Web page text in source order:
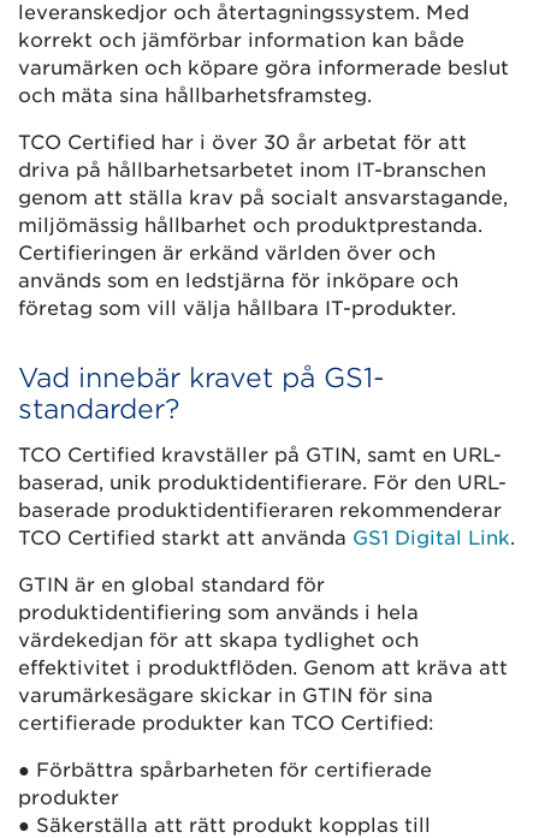
leveranskedjor och återtagningssystem. ​​Med
korrekt och jämförbar information kan både
varumärken och köpare göra informerade beslut
och mäta sina hållbarhetsframsteg.
TCO Certified har i över 30 år arbetat för att
driva på hållbarhetsarbetet inom IT-branschen
genom att ställa krav på socialt ansvarstagande,
miljömässig hållbarhet och produktprestanda.
Certifieringen är erkänd världen över och
används som en ledstjärna för inköpare och
företag som vill välja hållbara IT-produkter.
Vad innebär kravet på GS1-
standarder?
TCO Certified kravställer på GTIN, samt en URL-
baserad, unik produktidentifierare. För den URL-
baserade produktidentifieraren rekommenderar
TCO Certified starkt att använda GS1 Digital Link.
GTIN är en global standard för
produktidentifiering som används i hela
värdekedjan för att skapa tydlighet och
effektivitet i produktflöden. Genom att kräva att
varumärkesägare skickar in GTIN för sina
certifierade produkter kan TCO Certified:
● Förbättra spårbarheten för certifierade
produkter
● Säkerställa att rätt produkt kopplas till